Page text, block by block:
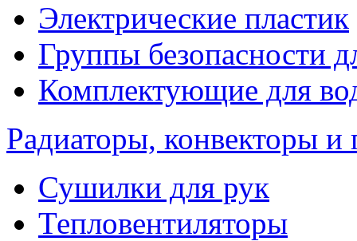
Электрические пластик
Группы безопасности
Комплектующие для
Радиаторы, конвекторы и
Сушилки для рук
Тепловентиляторы